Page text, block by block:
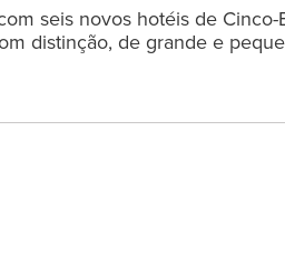
seis novos hotéis de
distinção, de grande e